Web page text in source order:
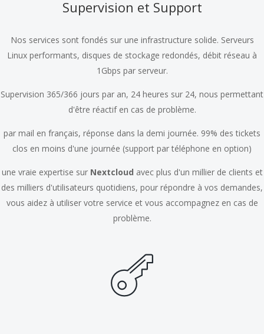
Supervision et Support
Nos services sont fondés sur une infrastructure solide. Serveurs
Linux performants, disques de stockage redondés, débit réseau à
1Gbps par serveur.
Supervision 365/366 jours par an, 24 heures sur 24, nous permettant
d'être réactif en cas de problème.
par mail en français, réponse dans la demi journée. 99% des tickets
clos en moins d'une journée (support par téléphone en option)
une vraie expertise sur Nextcloud avec plus d'un millier de clients et
des milliers d'utilisateurs quotidiens, pour répondre à vos demandes,
vous aidez à utiliser votre service et vous accompagnez en cas de
problème.